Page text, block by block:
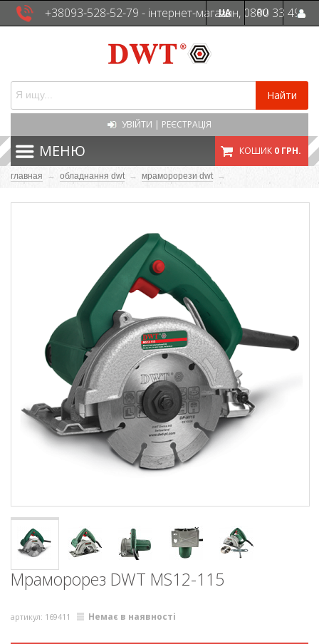
+38093-528-52-79 - інтернет-магазин, 0800 33 49
UA RU
Найти
УВІЙТИ | РЕЄСТРАЦІЯ
МЕНЮ КОШИК 0 ГРН.
главная → обладнання dwt → мраморорези dwt →
Мраморорез DWT MS12-115
артикул: 169411 Немає в наявності